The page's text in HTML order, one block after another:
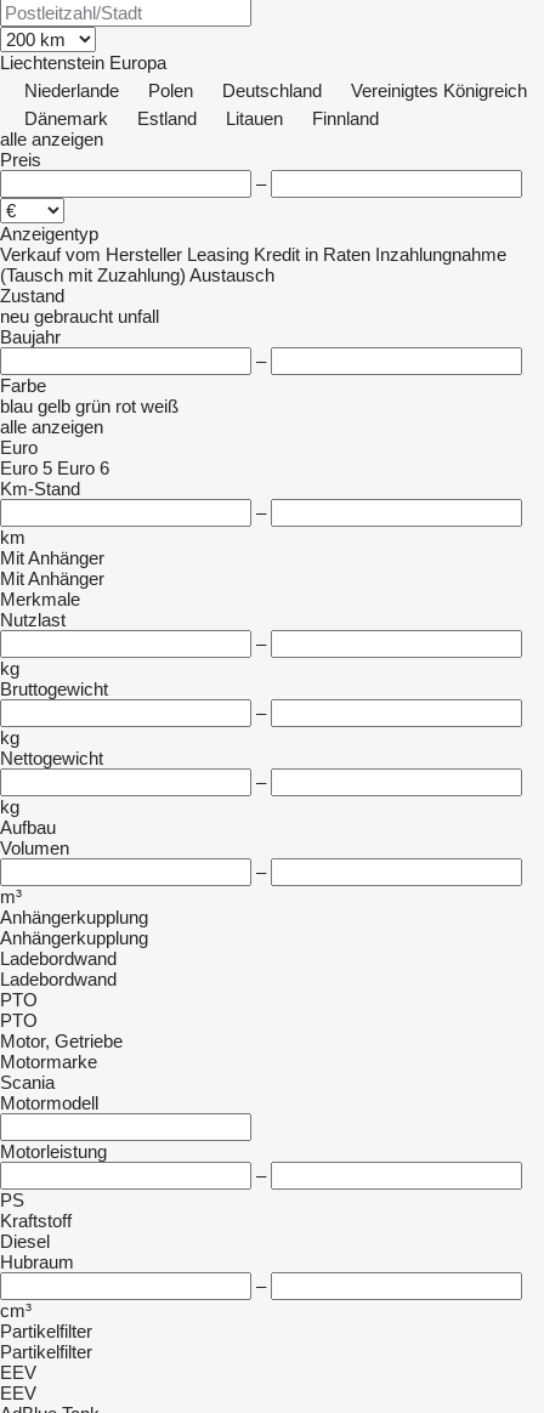
Liechtenstein Europa
Niederlande
Polen Deutschland
Vereinigtes Königreich
Dänemark
Estland Litauen
Finnland
alle anzeigen
Preis
–
Anzeigentyp
Verkauf vom Hersteller Leasing Kredit in Raten Inzahlungnahme
(Tausch mit Zuzahlung) Austausch
Zustand
neu gebraucht unfall
Baujahr
–
Farbe
blau gelb grün rot weiß
alle anzeigen
Euro
Euro 5 Euro 6
Km-Stand
–
km
Mit Anhänger
Mit Anhänger
Merkmale
Nutzlast
–
kg
Bruttogewicht
–
kg
Nettogewicht
–
kg
Aufbau
Volumen
–
m³
Anhängerkupplung
Anhängerkupplung
Ladebordwand
Ladebordwand
PTO
PTO
Motor, Getriebe
Motormarke
Scania
Motormodell
Motorleistung
–
PS
Kraftstoff
Diesel
Hubraum
–
cm³
Partikelfilter
Partikelfilter
EEV
EEV